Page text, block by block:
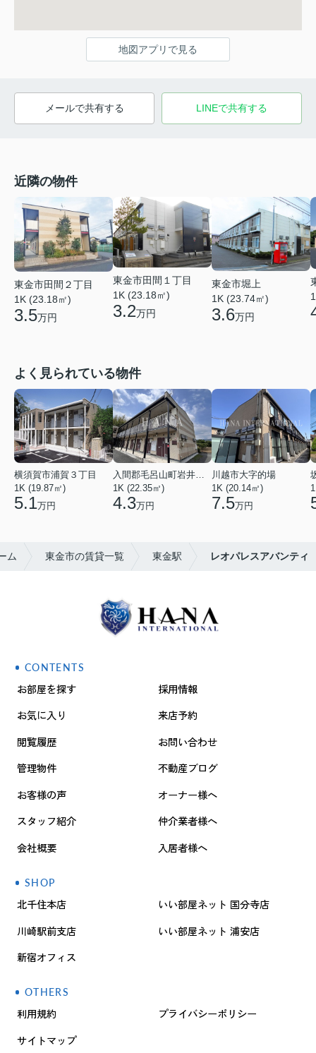
地図アプリで見る
メールで共有する LINEで共有する
近隣の物件
東金市田間２丁目
1K (23.18㎡)
3.5万円
東金市田間１丁目
1K (23.18㎡)
3.2万円
東金市堀上
1K (23.74㎡)
3.6万円
よく見られている物件
横須賀市浦賀３丁目
1K (19.87㎡)
5.1万円
入間郡毛呂山町岩井西１丁目
1K (22.35㎡)
4.3万円
川越市大字的場
1K (20.14㎡)
7.5万円
ム 東金市の賃貸一覧 東金駅 レオパレスアバンティ
CONTENTS
お部屋を探す
お気に入り
閲覧履歴
管理物件
お客様の声
スタッフ紹介
会社概要
採用情報
来店予約
お問い合わせ
不動産ブログ
オーナー様へ
仲介業者様へ
入居者様へ
SHOP
北千住本店
川崎駅前支店
新宿オフィス
いい部屋ネット 国分寺店
いい部屋ネット 浦安店
OTHERS
利用規約
サイトマップ
プライバシーポリシー